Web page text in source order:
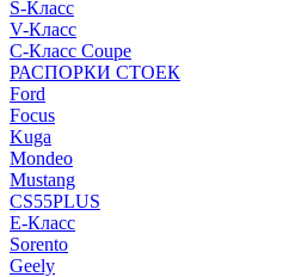
S-Класс
V-Класс
C-Класс Coupe
РАСПОРКИ СТОЕК
Ford
Focus
Kuga
Mondeo
Mustang
CS55PLUS
E-Класс
Sorento
Geely